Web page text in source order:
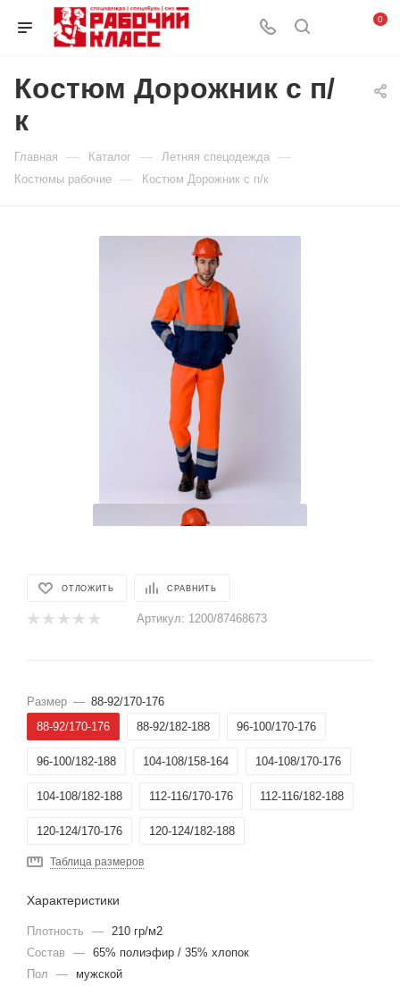
0
Костюм Дорожник с п/
к
Главная — Каталог — Летняя спецодежда —
Костюмы рабочие — Костюм Дорожник с п/к
ОТЛОЖИТЬ СРАВНИТЬ
Артикул: 1200/87468673
Размер — 88-92/170-176
88-92/170-176
88-92/182-188 96-100/170-176
96-100/182-188 104-108/158-164 104-108/170-176
104-108/182-188 112-116/170-176 112-116/182-188
120-124/170-176 120-124/182-188
Таблица размеров
Характеристики
Плотность — 210 гр/м2
Состав
— 65% полиэфир / 35% хлопок
Пол
—
мужской